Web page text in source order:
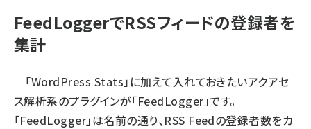
FeedLoggerでRSSフィードの登録者を
集計
「WordPress Stats」に加えて入れておきたいアクアセ
ス解析系のプラグインが「FeedLogger」です。
「FeedLogger」は名前の通り、RSS Feedの登録者数をカ